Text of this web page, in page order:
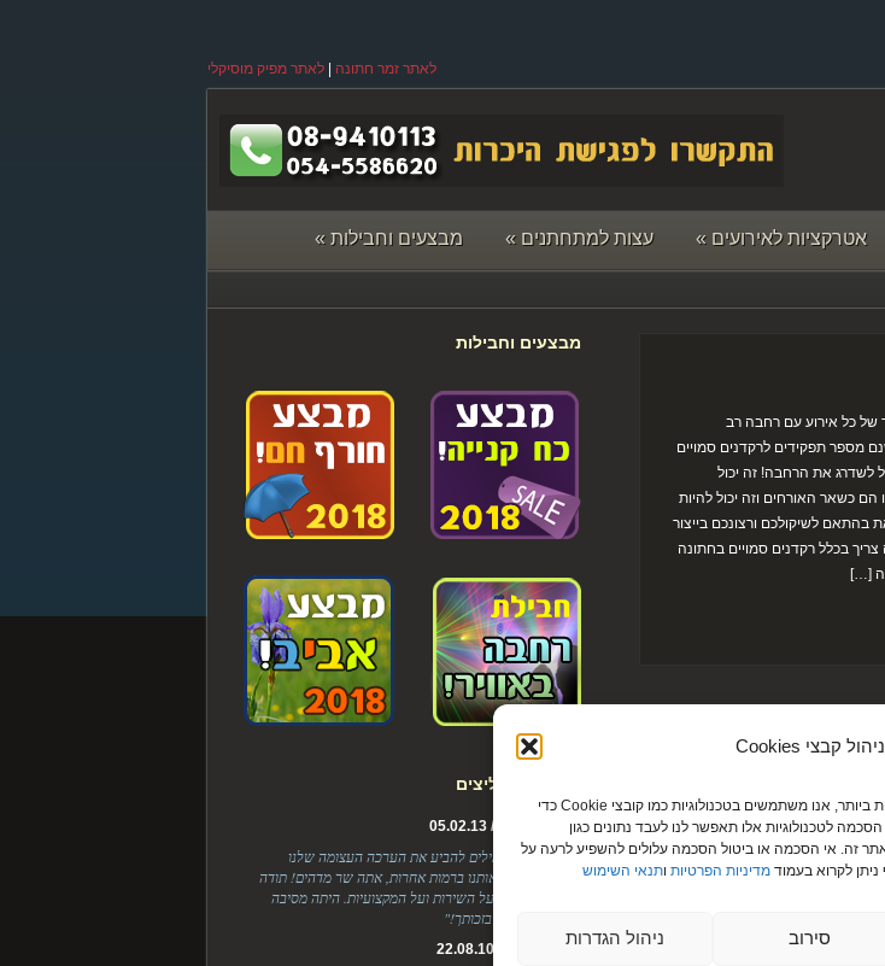
ניהול קבצי Cookies
כדי לספק את חוויות המשתמש הטובות ביותר, אנו משתמשים בטכנולוגיות כמו קובצי Cookie כדי
לטכנולוגיות אלו תאפשר לנו לעבד נתונים כגון
זה. אי הסכמה או ביטול הסכמה עלולים להשפיע לרעה על
ניתן לקרוא בעמודמדיניות הפרטיות ותנאי השימוש
סירוב ניהול הגדרות
לאתר זמר חתונה לאתר מפיק מוסיקלי
אטרקציות לאירועים » עצות למתחתנים » מבצעים וחבילות »
של כל אירוע עם רחבה רב
מספר תפקידים לרקדנים סמויים
לשדרג את הרחבה! זה יכול
הם כשאר האורחים וזה יכול להיות
בהתאם לשיקולכם ורצונכם בייצור
בכלל רקדנים סמויים בחתונה
[…]
מבצעים וחבילות
לקוחות ממליצים
עירית ודניאל / 05.02.13
"לירן, אין לי מילים להביע את הערכה העצומה שלנו
אליך. ריגשת אותנו ברמות אחרות, אתה שר מדהים! תודה
על הסבלנות, על השירות ועל המקצועיות. היתה מסיבה
מטורפת והכל בזכותך!"
הודיה ומוטי / 22.08.10